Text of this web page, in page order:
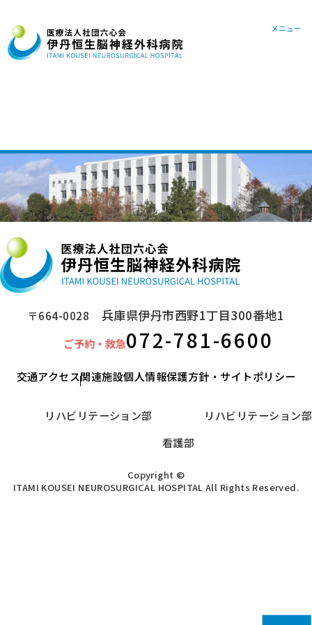
072-
メニュー
〒664-0028 兵庫県伊丹市西野1丁目300番地1
ご予約・救急072-781-6600
交通アクセス関連施設個人情報保護方針・サイトポリシー
リハビリテーション部
リハビリテーション部
看護部
Copyright ©
ITAMI KOUSEI NEUROSURGICAL HOSPITAL All Rights Reserved.